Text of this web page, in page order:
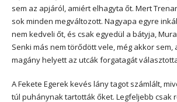
sem az apjáról, amiért elhagyta őt. Mert
sok minden megváltozott. Nagyapa egyre
nem kedveli őt, és csak egyedül a bátyja,
Senki más nem törődött vele, még akkor sem,
magány helyett az utcák forgatagát
A Fekete Egerek kevés lány tagot számlált,
túl puhánynak tartották őket. Legfeljebb csak